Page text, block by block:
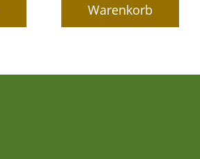
Warenkorb